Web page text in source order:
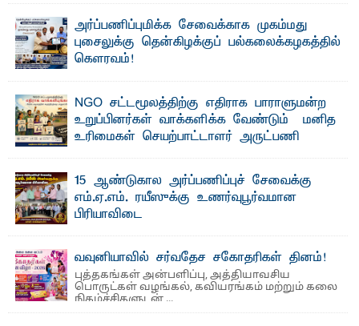
பேராசிரியர் எம். எம். பாஸில்
தெ ன்கிழக்குப் பல்கலைக்கழகத்தின் கலை மற்றும் கலாசார
பீடத்தின் புவியியல் துறையினால் ...
அர்ப்பணிப்புமிக்க சேவைக்காக முகம்மது
புசைலுக்கு தென்கிழக்குப் பல்கலைக்கழகத்தில்
கௌரவம்!
NGO சட்டமூலத்திற்கு எதிராக பாராளுமன்ற
உறுப்பினர்கள் வாக்களிக்க வேண்டும் – மனித
உரிமைகள் செயற்பாட்டாளர் அருட்பணி
ஜே. எப். காமிலா பேகம்- இ லங்கை அரசாங்கம் அரசுசாரா
அமைப்புகள் (NGO) தொடர்பான புதிய சட்டமூலத்தை ...
15 ஆண்டுகால அர்ப்பணிப்புச் சேவைக்கு
எம்.ஏ.எம். ரயீஸுக்கு உணர்வுபூர்வமான
பிரியாவிடை
வவுனியாவில் சர்வதேச சகோதரிகள் தினம்!
புத்தகங்கள் அன்பளிப்பு, அத்தியாவசிய
பொருட்கள் வழங்கல், கவியரங்கம் மற்றும் கலை
நிகழ்ச்சிகளுடன் ...